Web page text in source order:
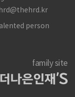
person
family site